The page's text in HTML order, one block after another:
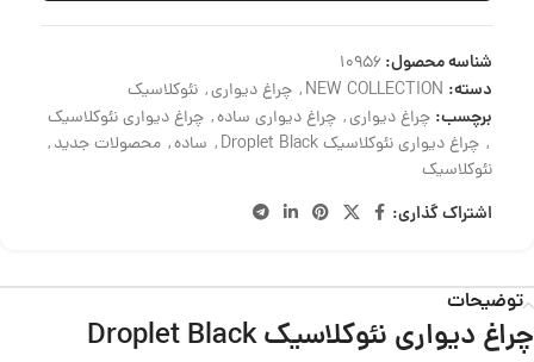
شناسه محصول:10956
دسته: NEW COLLECTION
, چراغ دیواری, نئوکلاسیک
برچسب: چراغ دیواری, چراغ دیواری ساده, چراغ دیواری نئوکلاسیک
, چراغ دیواری نئوکلاسیک Droplet Black , ساده, محصولات جدید,
نئوکلاسیک
اشتراک گذاری:
توضیحات
چراغ دیواری نئوکلاسیکDroplet Black